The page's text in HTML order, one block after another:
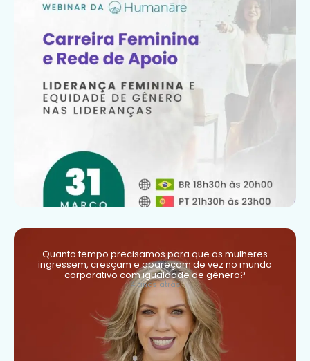
Quanto tempo precisamos para que as mulheres
ingressem, cresçam e apareçam de vez no mundo
corporativo com igualdade de gênero?
4 anos atrás